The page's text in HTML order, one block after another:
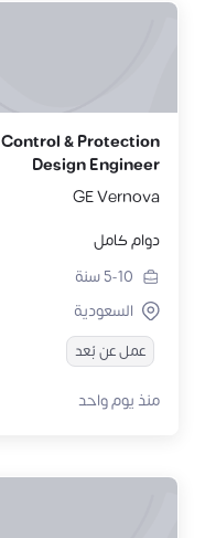
Control & Protection
Design Engineer
GE Vernova
دوام كامل
5-10سنة
السعودية
عمل عن بُعد
منذ يوم واحد